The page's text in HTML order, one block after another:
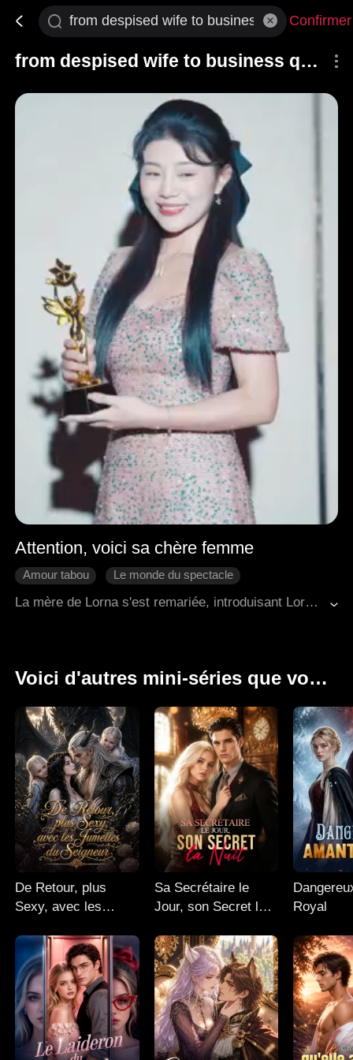
Confirmer
from despised wife to business queen
Attention, voici sa chère femme
Amour tabou
Le monde du spectacle
L'amour naît avec le temps
Bonne Fin
Romance moderne
La mère de Lorna s'est remariée, introduisant Lorna dans la famille Shaw, où elle est tombée amoureuse de son oncle par alliance, Jeff. À l'insu de Lorna, Jeff partageait ses sentiments. Alors que Lorna poursuivait une carrière dans le show-business, Jeff la soutenait tout au long de son parcours, et leur lien s'est approfondi tout au long de cette aventure.
Voici d'autres mini-séries que vous apprécierez.
De Retour, plus
Sexy, avec les
Seigneur
Sa Secrétaire le
Jour, son Secret la
Royal